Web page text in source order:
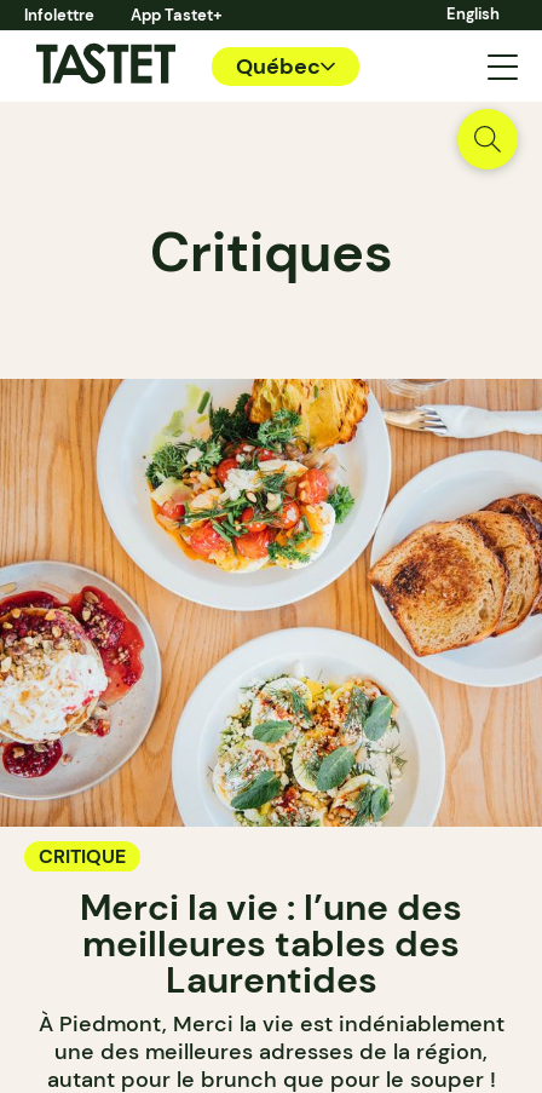
Infolettre App Tastet+ English
Québec
Critiques
CRITIQUE
Merci la vie : l’une des
meilleures tables des
Laurentides
À Piedmont, Merci la vie est indéniablement
une des meilleures adresses de la région,
autant pour le brunch que pour le souper !